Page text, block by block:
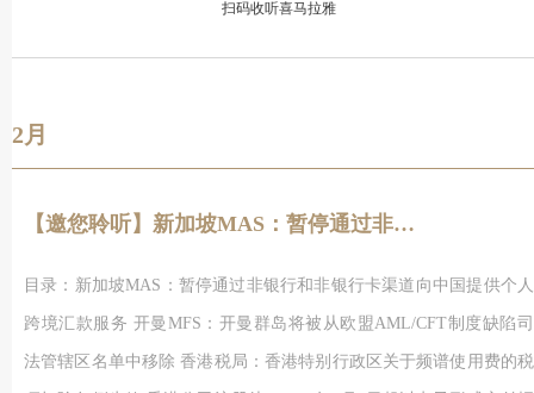
扫码收听喜马拉雅
2月
【邀您聆听】新加坡MAS：暂停通过非银行和非银行卡渠道向中国提供个人跨境汇款服务
目录：新加坡MAS：暂停通过非银行和非银行卡渠道向中国提供个人
跨境汇款服务 开曼MFS：开曼群岛将被从欧盟AML/CFT制度缺陷司
法管辖区名单中移除 香港税局：香港特别行政区关于频谱使用费的税